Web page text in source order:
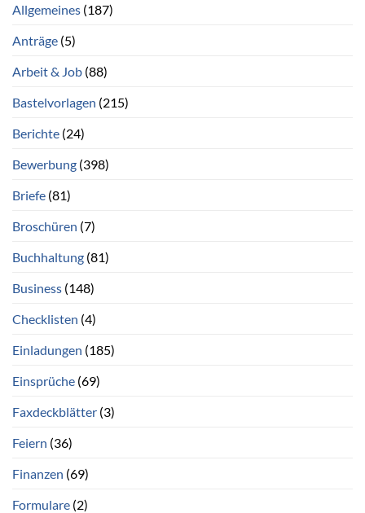
Allgemeines (187)
Anträge (5)
Arbeit & Job (88)
Bastelvorlagen (215)
Berichte (24)
Bewerbung (398)
Briefe (81)
Broschüren (7)
Buchhaltung (81)
Business (148)
Checklisten (4)
Einladungen (185)
Einsprüche (69)
Faxdeckblätter (3)
Feiern (36)
Finanzen (69)
Formulare (2)